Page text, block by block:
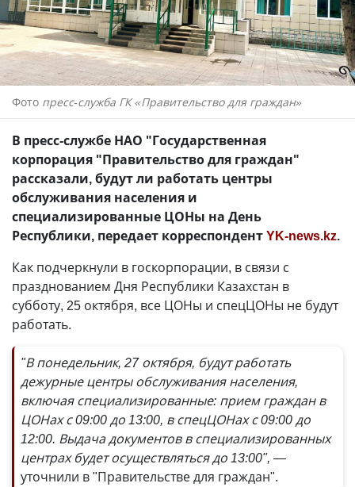
Фото пресс-служба ГК «Правительство для граждан»
В пресс-службе НАО "Государственная
корпорация "Правительство для граждан"
рассказали, будут ли работать центры
обслуживания населения и
специализированные ЦОНы на День
Республики, передает корреспондентYK-news.kz.
Как подчеркнули в госкорпорации, в связи с
празднованием Дня Республики Казахстан в
субботу, 25 октября, все ЦОНы и спецЦОНы не будут
работать.
"В понедельник, 27 октября, будут работать
дежурные центры обслуживания населения,
включая специализированные: прием граждан в
ЦОНах с 09:00 до 13:00, в спецЦОНах с 09:00 до
12:00. Выдача документов в специализированных
центрах будет осуществляться до 13:00", —
уточнили в "Правительстве для граждан".